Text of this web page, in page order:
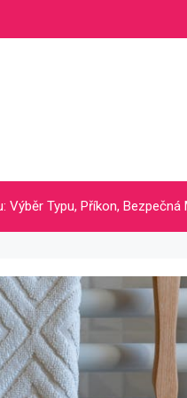
Výběr Typu, Příkon,